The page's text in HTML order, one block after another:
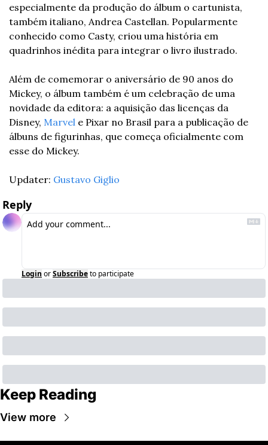
especialmente da produção do álbum o cartunista,
também italiano, Andrea Castellan. Popularmente
conhecido como Casty, criou uma história em
quadrinhos inédita para integrar o livro ilustrado.
Além de comemorar o aniversário de 90 anos do
Mickey, o álbum também é um celebração de uma
novidade da editora: a aquisição das licenças da
Disney, Marvel e Pixar no Brasil para a publicação de
álbuns de figurinhas, que começa oficialmente com
esse do Mickey.
Updater: Gustavo Giglio
Reply
Login orSubscribeto participate
Keep Reading
View more